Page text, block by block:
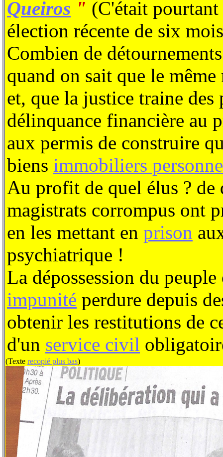
Queiros " (C'était pourtant
élection récente de six
Combien de
quand on sait que le
et, que la justice traine
délinquance financière au
aux permis de construire
biens immobiliers
Au profit de quel élus ?
magistrats corrompus ont
en les mettant en prison
psychiatrique !
La dépossession du
impunité perdure depuis
obtenir les restitutions de
d'un service civil
(Texte recopié plus bas)